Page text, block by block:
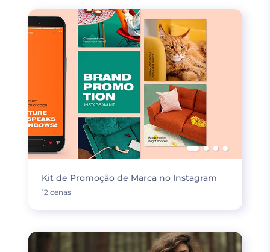
Kit de Promoção de Marca no Instagram
12 cenas